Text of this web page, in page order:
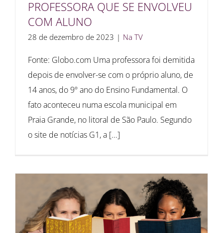
PROFESSORA QUE SE ENVOLVEU
COM ALUNO
28 de dezembro de 2023 | Na TV
Fonte: Globo.com Uma professora foi demitida
depois de envolver-se com o próprio aluno, de
14 anos, do 9º ano do Ensino Fundamental. O
fato aconteceu numa escola municipal em
Praia Grande, no litoral de São Paulo. Segundo
o site de notícias G1, a [...]